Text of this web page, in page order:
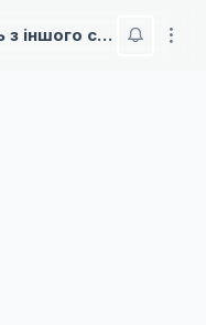
Проблемні діти приходять з іншого світу, чи не так?